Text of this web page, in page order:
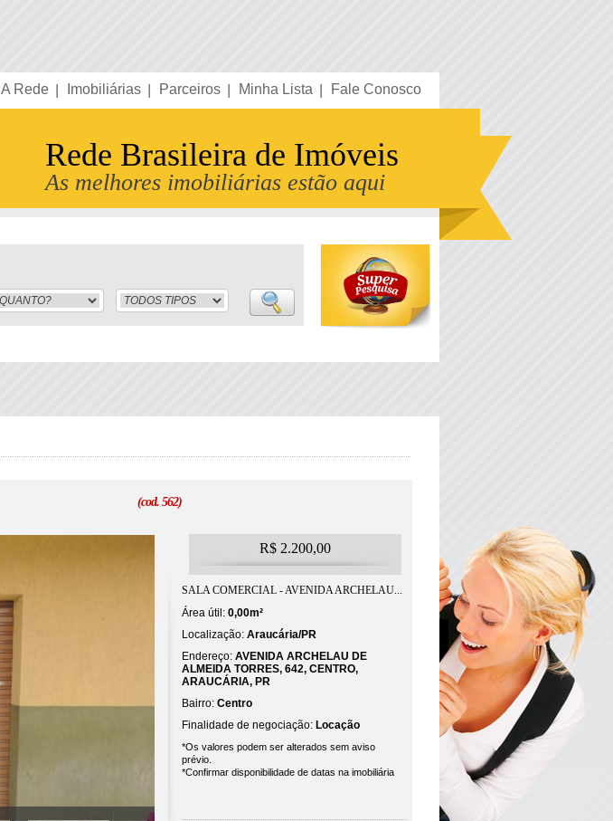
A Rede Imobiliárias Parceiros Minha Lista Fale Conosco
Rede Brasileira de Imóveis
As melhores imobiliárias estão aqui
R$ 2.200,00
SALA COMERCIAL - AVENIDA ARCHELAU...
Área útil: 0,00m²
Localização: Araucária/PR
Endereço: AVENIDA ARCHELAU DE
ALMEIDA TORRES, 642, CENTRO,
ARAUCÁRIA, PR
Bairro: Centro
Finalidade de negociação: Locação
*Os valores podem ser alterados sem aviso
prévio.
*Confirmar disponibilidade de datas na imobiliária
(cod. 562)